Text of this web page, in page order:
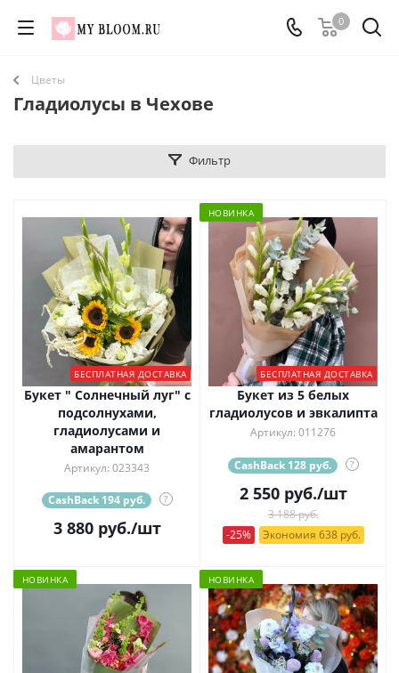
0
Цветы
Гладиолусы в Чехове
Фильтр
БЕСПЛАТНАЯ ДОСТАВКА
Букет " Солнечный луг" с
подсолнухами,
гладиолусами и
амарантом
Артикул: 023343
CashBack 194 руб. ?
3 880руб./шт
НОВИНКА
БЕСПЛАТНАЯ ДОСТАВКА
Букет из 5 белых
гладиолусов и эвкалипта
Артикул: 011276
CashBack 128 руб. ?
2 550руб./шт
3 188 руб.
-25%
Экономия 638 руб.
НОВИНКА НОВИНКА